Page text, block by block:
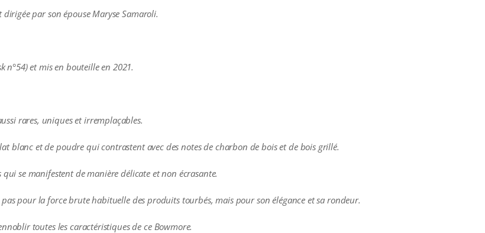
dirigée par son épouse Maryse Samaroli.
n°54) et mis en bouteille en 2021.
rares, uniques et irremplaçables.
blanc et de poudre qui contrastent avec des notes de charbon de bois et de bois grillé.
se manifestent de manière délicate et non écrasante.
pour la force brute habituelle des produits tourbés, mais pour son élégance et sa rondeur.
toutes les caractéristiques de ce Bowmore.